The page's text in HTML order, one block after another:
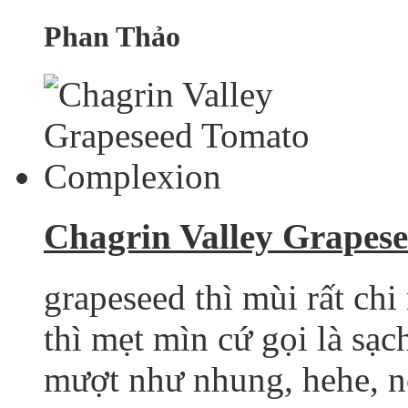
Phan Thảo
Chagrin Valley
grapeseed thì mùi rất
thì mẹt mìn cứ gọi là
mượt như nhung, hehe,